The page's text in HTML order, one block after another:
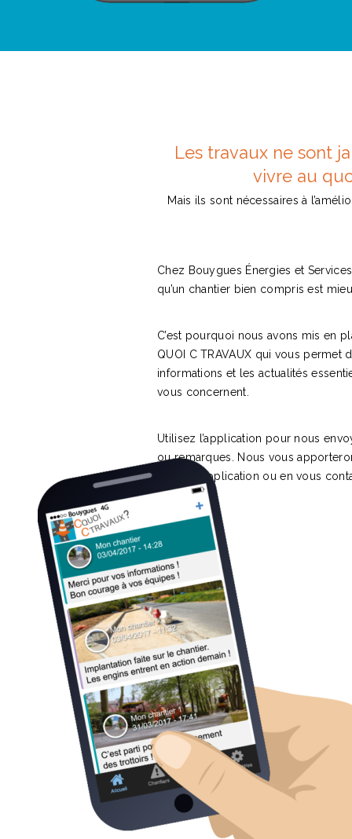
Les travaux ne sont
vivre au
Mais ils sont nécessaires à
Chez Bouygues Énergies et
qu’un chantier bien compris est
C’est pourquoi nous avons mis en
QUOI C TRAVAUX qui vous permet
informations et les actualités
vous concernent.
Utilisez l’application pour nous
ou remarques. Nous vous
depuis l’application ou en vous